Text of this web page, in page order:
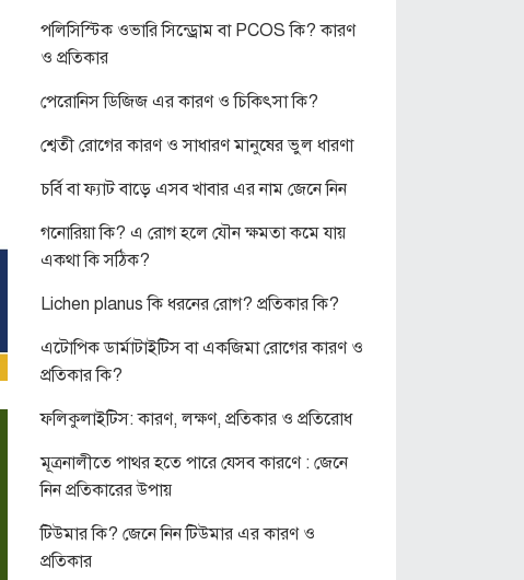
পলিসিস্টিক ওভারি সিন্ড্রোম বা PCOS কি? কারণ
ও প্রতিকার
পেরোনিস ডিজিজ এর কারণ ও চিকিৎসা কি?
শ্বেতী রোগের কারণ ও সাধারণ মানুষের ভুল ধারণা
চর্বি বা ফ্যাট বাড়ে এসব খাবার এর নাম জেনে নিন
গনোরিয়া কি? এ রোগ হলে যৌন ক্ষমতা কমে যায়
একথা কি সঠিক?
Lichen planus কি ধরনের রোগ? প্রতিকার কি?
এটোপিক ডার্মাটাইটিস বা একজিমা রোগের কারণ ও
প্রতিকার কি?
ফলিকুলাইটিস: কারণ, লক্ষণ, প্রতিকার ও প্রতিরোধ
মূত্রনালীতে পাথর হতে পারে যেসব কারণে : জেনে
নিন প্রতিকারের উপায়
টিউমার কি? জেনে নিন টিউমার এর কারণ ও
প্রতিকার